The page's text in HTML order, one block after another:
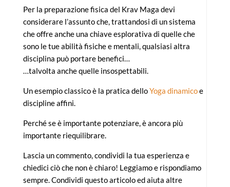
Per la preparazione fisica del Krav Maga devi
considerare l’assunto che, trattandosi di un sistema
che offre anche una chiave esplorativa di quelle che
sono le tue abilità fisiche e mentali, qualsiasi altra
disciplina può portare benefici…
…talvolta anche quelle insospettabili.
Un esempio classico è la pratica delloYoga dinamicoe
discipline affini.
Perché se è importante potenziare, è ancora più
importante riequilibrare.
Lascia un commento, condividi la tua esperienza e
chiedici ciò che non è chiaro! Leggiamo e rispondiamo
sempre. Condividi questo articolo ed aiuta altre